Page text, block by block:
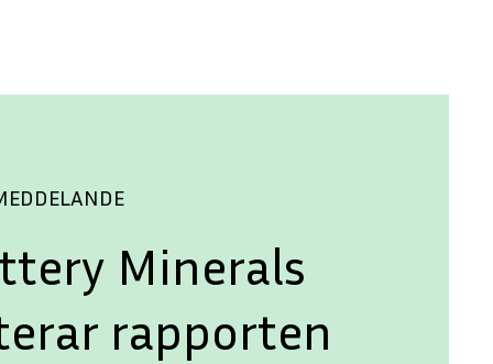
Minerals
rapporten